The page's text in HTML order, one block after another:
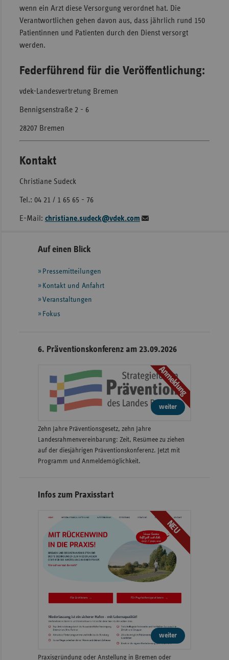
wenn ein Arzt diese Versorgung verordnet hat. Die
Verantwortlichen gehen davon aus, dass jährlich rund 150
Patientinnen und Patienten durch den Dienst versorgt
werden.
Federführend für die Veröffentlichung:
vdek-Landesvertretung Bremen
Bennigsenstraße 2 - 6
28207 Bremen
Kontakt
Christiane Sudeck
Tel.: 04 21 / 1 65 65 - 76
E-Mail: christiane.sudeck@vdek.com
Seitennavigation
Seitenleiste
weiteren
Informationen
Auf einen Blick
Pressemitteilungen
Kontakt und Anfahrt
Veranstaltungen
Fokus
6. Präventionskonferenz am 23.09.2026
Anmeldung
weiter
Zehn Jahre Präventionsgesetz, zehn Jahre
Landesrahmenvereinbarung: Zeit, Resümee zu ziehen
auf der diesjährigen Präventionskonferenz. Jetzt mit
Programm und Anmeldemöglichkeit.
Infos zum Praxisstart
NEU
weiter
Praxisgründung oder Anstellung in Bremen oder